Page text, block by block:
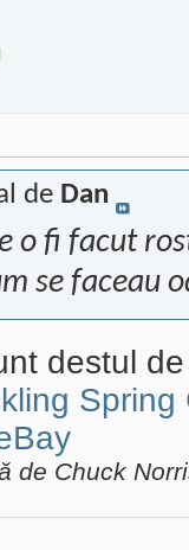
de Dan
o fi facut
se faceau
destul
de Chuck